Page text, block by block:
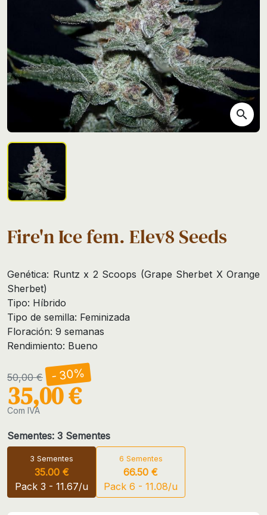
search
Fire'n Ice fem. Elev8 Seeds
Genética: Runtz x 2 Scoops (Grape Sherbet X Orange
Sherbet)
Tipo: Híbrido
Tipo de semilla: Feminizada
Floración: 9 semanas
Rendimiento: Bueno
50,00 € - 30%
35,00 €
Com IVA
Sementes: 3 Sementes
3 Sementes
35.00 €
Pack 3 - 11.67/u
6 Sementes
66.50 €
Pack 6 - 11.08/u